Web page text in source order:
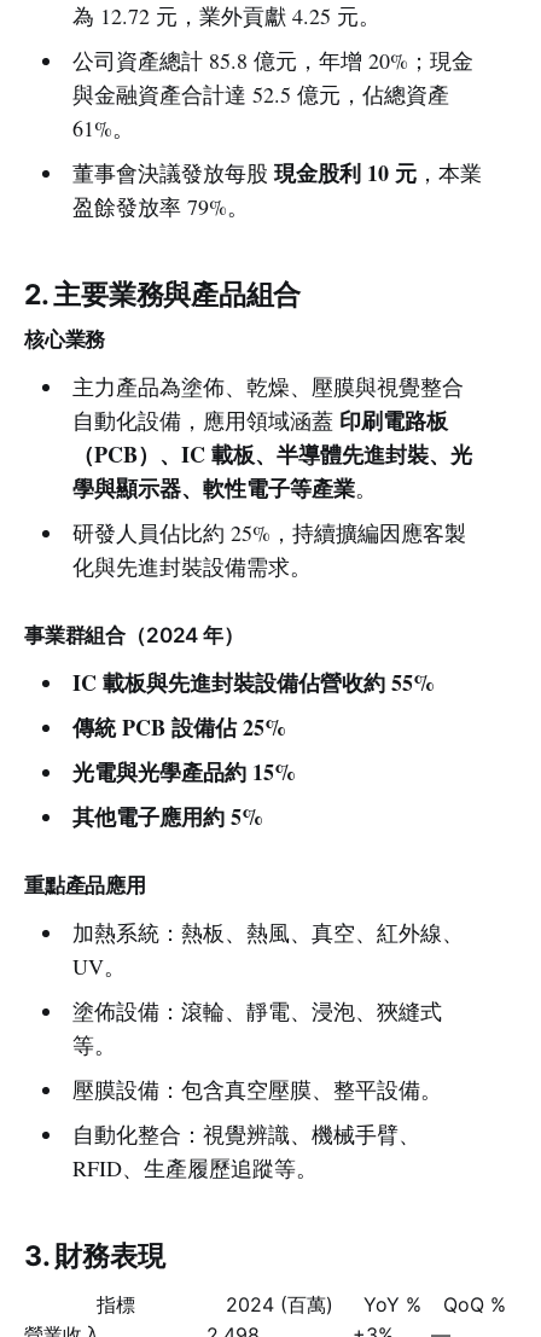
為 12.72 元，業外貢獻 4.25 元。
公司資產總計 85.8 億元，年增 20%；現金
與金融資產合計達 52.5 億元，佔總資產
61%。
董事會決議發放每股 現金股利 10 元，本業
盈餘發放率 79%。
2. 主要業務與產品組合
核心業務
主力產品為塗佈、乾燥、壓膜與視覺整合
自動化設備，應用領域涵蓋 印刷電路板
（PCB）、IC 載板、半導體先進封裝、光
學與顯示器、軟性電子等產業。
研發人員佔比約 25%，持續擴編因應客製
化與先進封裝設備需求。
事業群組合（2024 年）
IC 載板與先進封裝設備佔營收約 55%
傳統 PCB 設備佔 25%
光電與光學產品約 15%
其他電子應用約 5%
重點產品應用
加熱系統：熱板、熱風、真空、紅外線、
UV。
塗佈設備：滾輪、靜電、浸泡、狹縫式
等。
壓膜設備：包含真空壓膜、整平設備。
自動化整合：視覺辨識、機械手臂、
RFID、生產履歷追蹤等。
3. 財務表現
指標 2024 (百萬) YoY %
QoQ %